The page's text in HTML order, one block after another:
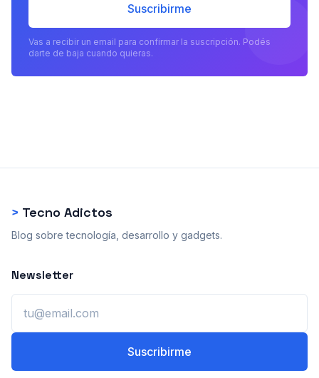
Suscribirme
Vas a recibir un email para confirmar la suscripción. Podés
darte de baja cuando quieras.
> Tecno Adictos
Blog sobre tecnología, desarrollo y gadgets.
Newsletter
Suscribirme